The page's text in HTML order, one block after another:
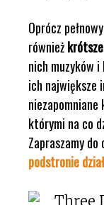
Oprócz
również
nich muzyków i
ich największe
którymi na co
Zapraszamy
podstronie